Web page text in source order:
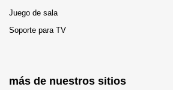
Juego de sala
Soporte para TV
más de nuestros sitios